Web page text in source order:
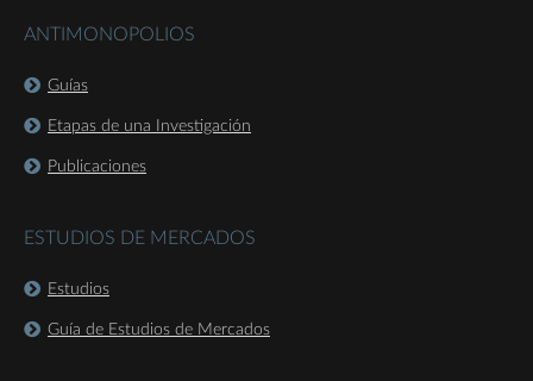
ANTIMONOPOLIOS
Guías
Etapas de una Investigación
Publicaciones
ESTUDIOS DE MERCADOS
Estudios
Guía de Estudios de Mercados